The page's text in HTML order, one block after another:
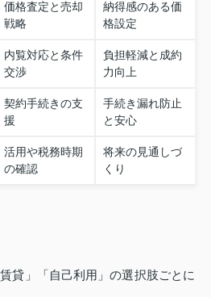
価格査定と売却
戦略
納得感のある価
格設定
内覧対応と条件
交渉
負担軽減と成約
力向上
契約手続きの支
援
手続き漏れ防止
と安心
活用や税務時期
の確認
将来の見通しづ
くり
貸」「自己利用」の選択肢ごとに